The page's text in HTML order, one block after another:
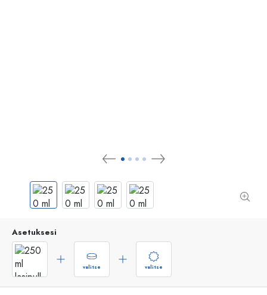
Asetuksesi
valitse valitse